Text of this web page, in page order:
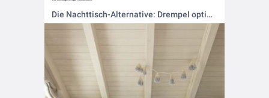
Die Nachttisch-Alternative: Drempel optimal ausnutzen